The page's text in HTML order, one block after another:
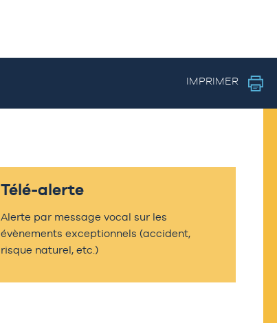
IMPRIMER
Télé-alerte
Alerte par message vocal sur les
évènements exceptionnels (accident,
risque naturel, etc.)